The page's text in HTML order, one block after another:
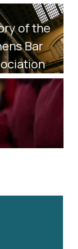
of the
Bar